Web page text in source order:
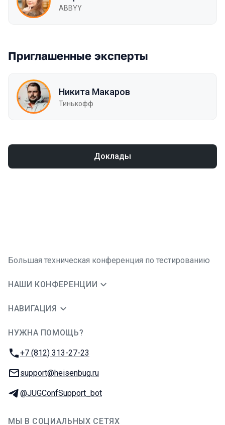
ABBYY
Приглашенные эксперты
Никита Макаров
Тинькофф
Доклады
Большая техническая конференция по тестированию
НАШИ КОНФЕРЕНЦИИ
НАВИГАЦИЯ
НУЖНА ПОМОЩЬ?
Телефон:
+7 (812) 313-27-23
E-mail:
support@heisenbug.ru
Телеграм:
@JUGConfSupport_bot
МЫ В СОЦИАЛЬНЫХ СЕТЯХ